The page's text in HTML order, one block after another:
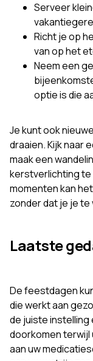
Serveer
Richt je op
van op het
Neem een
optie is die
Je kunt ook
draaien. Kijk naar
maak een
kerstverlichting te
momenten kan
zonder dat je je
Laatste
De feestdagen
die werkt aan
de juiste instelling
doorkomen terwijl
aan uw